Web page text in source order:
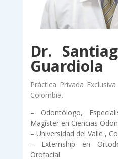
Dr.
Guardiola
Práctica Privada
Colombia.
– Odontólogo,
Magíster en Ciencias
– Universidad del Valle ,
– Externship en
Orofacial